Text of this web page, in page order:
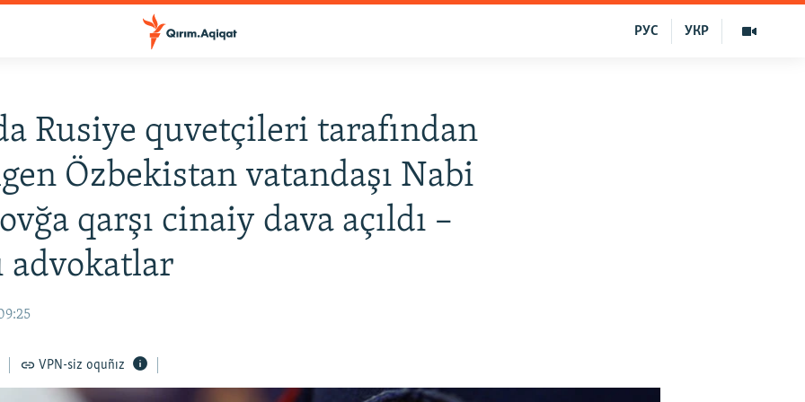
УКР
РУС
Rusiye quvetçileri tarafından
Özbekistan vatandaşı Nabi
qarşı cinaiy dava açıldı –
advokatlar
VPN-siz oquñız